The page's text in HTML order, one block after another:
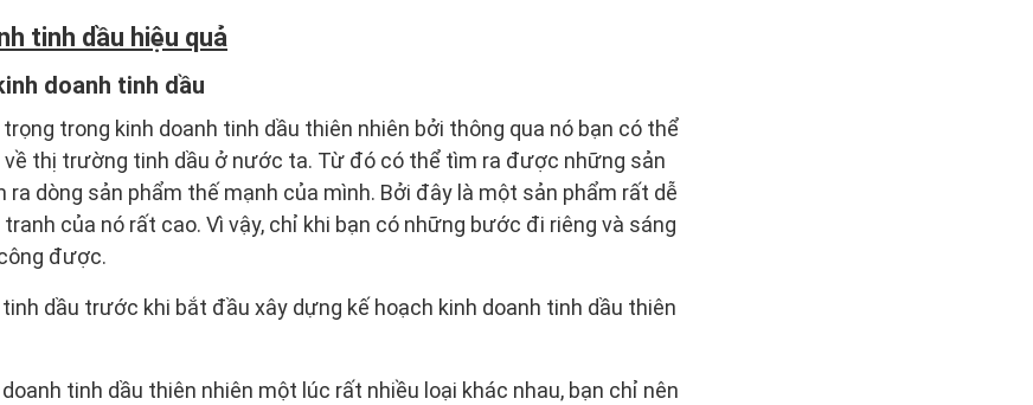
tinh dầu hiệu quả
doanh tinh dầu
trong kinh doanh tinh dầu thiên nhiên bởi thông qua nó bạn có thể
thị trường tinh dầu ở nước ta. Từ đó có thể tìm ra được những sản
dòng sản phẩm thế mạnh của mình. Bởi đây là một sản phẩm rất dễ
của nó rất cao. Vì vậy, chỉ khi bạn có những bước đi riêng và sáng
được.
dầu trước khi bắt đầu xây dựng kế hoạch kinh doanh tinh dầu thiên
tinh dầu thiên nhiên một lúc rất nhiều loại khác nhau, bạn chỉ nên